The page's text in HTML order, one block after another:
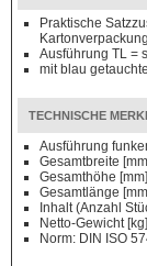
Praktische
Kartonverpackung
Ausführung TL =
mit blau
TECHNISCHE
Ausführung
Gesamtbreite
Gesamthöhe
Gesamtlänge
Inhalt (Anzahl
Netto-Gewicht
Norm: DIN ISO